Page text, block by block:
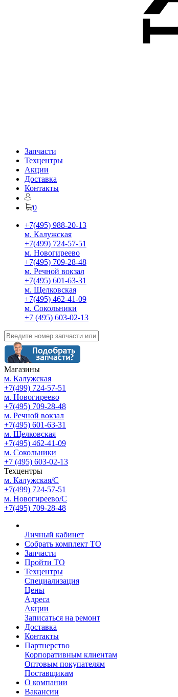
Запчасти
Техцентры
Акции
Доставка
Контакты
0
+7(495) 988-20-13
м. Калужская
+7(499) 724-57-51
м. Новогиреево
+7(495) 709-28-48
м. Речной вокзал
+7(495) 601-63-31
м. Щелковская
+7(495) 462-41-09
м. Сокольники
+7 (495) 603-02-13
Магазины
м. Калужская
+7(499) 724-57-51
м. Новогиреево
+7(495) 709-28-48
м. Речной вокзал
+7(495) 601-63-31
м. Щелковская
+7(495) 462-41-09
м. Сокольники
+7 (495) 603-02-13
Техцентры
м. Калужская/С
+7(499) 724-57-51
м. Новогиреево/С
+7(495) 709-28-48
Личный кабинет
Собрать комплект ТО
Запчасти
Пройти ТО
Техцентры
Специализация
Цены
Адреса
Акции
Записаться на ремонт
Доставка
Контакты
Партнерство
Корпоративным клиентам
Оптовым покупателям
Поставщикам
О компании
Вакансии